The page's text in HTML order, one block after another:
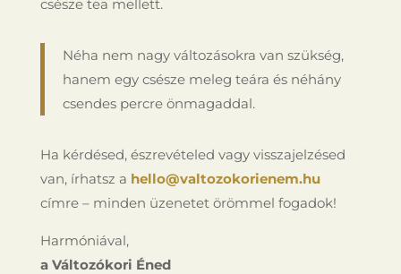
csésze tea mellett.
Néha nem nagy változásokra van szükség,
hanem egy csésze meleg teára és néhány
csendes percre önmagaddal.
Ha kérdésed, észrevételed vagy visszajelzésed
van, írhatsz a hello@valtozokorienem.hu
címre – minden üzenetet örömmel fogadok!
Harmóniával,
a Változókori Éned